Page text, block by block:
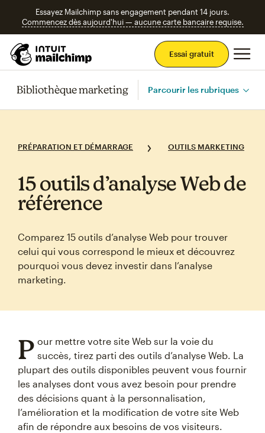
Essayez Mailchimp sans engagement pendant 14 jours.
Commencez dès aujourd'hui — aucune carte bancaire requise.
Essai gratuit
Bibliothèque marketing Parcourir les rubriques
PRÉPARATION ET DÉMARRAGE OUTILS MARKETING
15 outils d’analyse Web de
référence
Comparez 15 outils d’analyse Web pour trouver
celui qui vous correspond le mieux et découvrez
pourquoi vous devez investir dans l’analyse
marketing.
P our mettre votre site Web sur la voie du
succès, tirez parti des outils d’analyse Web. La
plupart des outils disponibles peuvent vous fournir
les analyses dont vous avez besoin pour prendre
des décisions quant à la personnalisation,
l’amélioration et la modification de votre site Web
afin de répondre aux besoins de vos visiteurs.